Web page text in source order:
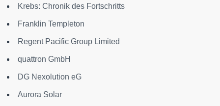
Krebs: Chronik des Fortschritts
Franklin Templeton
Regent Pacific Group Limited
quattron GmbH
DG Nexolution eG
Aurora Solar